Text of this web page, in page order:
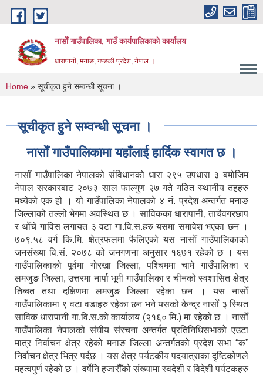
Skip to main content
नासाेँ गाउँपालिका, गाउँ कार्यपालिकाकाे कार्यालय
धारापानी, मनाङ, गण्डकी प्रदेश, नेपाल ।
You are here
Home » सूचीकृत हुने सम्वन्धी सूचना ।
सूचीकृत हुने सम्वन्धी सूचना ।
नासाेँ गाउँपालिकामा यहाँलाई हार्दिक स्वागत छ ।
नासोँ गाउँपालिका नेपालको संविधानको धारा २९५ उपधारा ३ बमोजिम
नेपाल सरकारबाट २०७३ साल फाल्गुण २७ गते गठित स्थानीय तहहरु
मध्येको एक हो । यो गाउँपालिका नेपालको ४ नं. प्रदेश अन्तर्गत मनाङ
जिल्लाको तल्लो भेगमा अवस्थित छ । साविकका धारापानी‚ ताचैवगरछाप
र थोँचे गाविस लगायत ३ वटा गा.वि.स.हरु यसमा समावेश भएका छन ।
७०९.५८ वर्ग कि.मि. क्षेत्रफलमा फैलिएको यस नासोँ गाउँपालिकाको
जनसंख्या वि.सं. २०७८ को जनगणना अनुसार १६७१ रहेको छ । यस
गाउँपालिकाको पूर्वमा गोरखा जिल्ला, पश्चिममा चामे गाउँपालिका र
लमजुङ जिल्ला, उत्तरमा नार्पा भूमी गाउँपालिका र चीनको स्वशासित क्षेत्र
तिब्बत तथा दक्षिणमा लमजुङ जिल्ला रहेका छन । यस नासोँ
गाउँपालिकामा ९ वटा वडाहरु रहेका छन भने यसको केन्द्र नासोँ ३ स्थित
साविक धारापानी गा.वि.स.को कार्यालय (२१६० मि.) मा रहेको छ । नासोँ
गाउँपालिका नेपालको संघीय संरचना अन्तर्गत प्रतिनिधिसभाको एउटा
मात्र निर्वाचन क्षेत्र रहेको मनाङ जिल्ला अन्तर्गतको प्रदेश सभा “क”
निर्वाचन क्षेत्र भित्र पर्दछ । यस क्षेत्र पर्यटकीय पदयात्राका दृष्टिकोणले
महत्वपुर्ण रहेको छ । वर्षेनि हजारौँको संख्यामा स्वदेशी र विदेशी पर्यटकहरु